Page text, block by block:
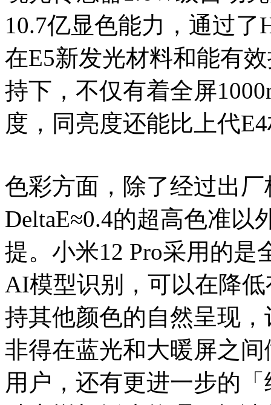
10.7亿显色能力，通过了
在E5新发光材料和能有
持下，不仅有着全屏
度，同亮度还能比上代
色彩方面，除了经过出厂
DeltaE≈0.4的超高色准以
提。小米12 Pro采用的
AI模型识别，可以在降
持其他颜色的自然呈现
非得在蓝光和大暖屏之
用户，还有更进一步的